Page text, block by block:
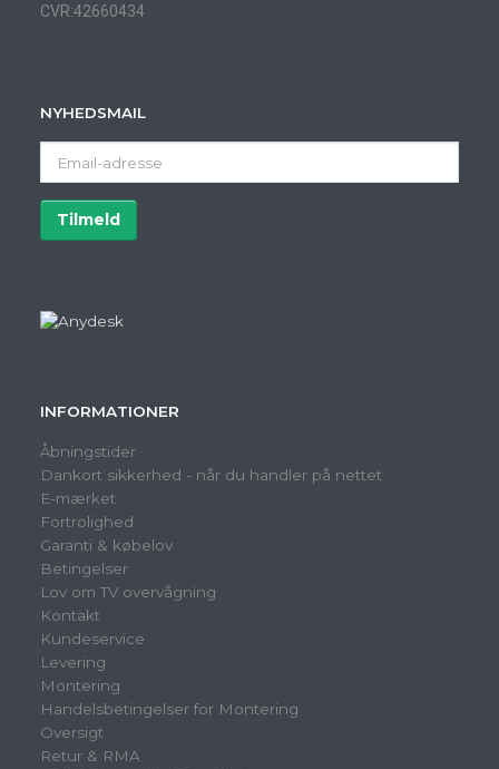
CVR:42660434
NYHEDSMAIL
adresse
Tilmeld
INFORMATIONER
Åbningstider
Dankort sikkerhed - når du handler på nettet
E-mærket
Fortrolighed
Garanti & købelov
Betingelser
Lov om TV overvågning
Kontakt
Kundeservice
Levering
Montering
Handelsbetingelser for Montering
Oversigt
Retur & RMA